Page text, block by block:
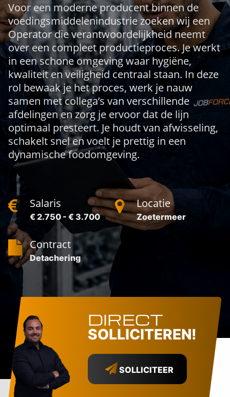
Voor een moderne producent binnen de
voedingsmiddelenindustrie zoeken wij een
Operator die verantwoordelijkheid neemt
over een compleet productieproces. Je werkt
in een schone omgeving waar hygiëne,
kwaliteit en veiligheid centraal staan. In deze
rol bewaak je het proces, werk je nauw
samen met collega’s van verschillende
afdelingen en zorg je ervoor dat de lijn
optimaal presteert. Je houdt van afwisseling,
schakelt snel en voelt je prettig in een
dynamische foodomgeving.
Salaris
€ 2.750 - € 3.700
Locatie
Zoetermeer
Contract
Detachering
DIRECT
SOLLICITEREN!
SOLLICITEER